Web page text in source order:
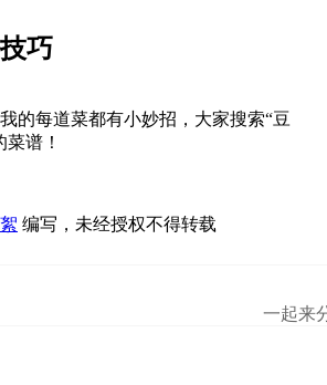
巧
的每道菜都有小妙招，大家搜索“豆
谱！
编写，未经授权不得转载
一起来